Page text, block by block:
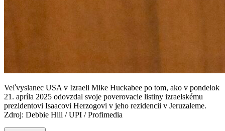
Veľvyslanec USA v Izraeli Mike Huckabee po tom, ako v pondelok
21. apríla 2025 odovzdal svoje poverovacie listiny izraelskému
prezidentovi Isaacovi Herzogovi v jeho rezidencii v Jeruzaleme.
Zdroj: Debbie Hill / UPI / Profimedia